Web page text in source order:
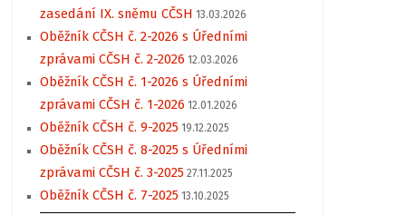
zasedání IX. sněmu CČSH 13.03.2026
Oběžník CČSH č. 2-2026 s Úředními
zprávami CČSH č. 2-2026 12.03.2026
Oběžník CČSH č. 1-2026 s Úředními
zprávami CČSH č. 1-2026 12.01.2026
Oběžník CČSH č. 9-2025 19.12.2025
Oběžník CČSH č. 8-2025 s Úředními
zprávami CČSH č. 3-2025 27.11.2025
Oběžník CČSH č. 7-2025 13.10.2025